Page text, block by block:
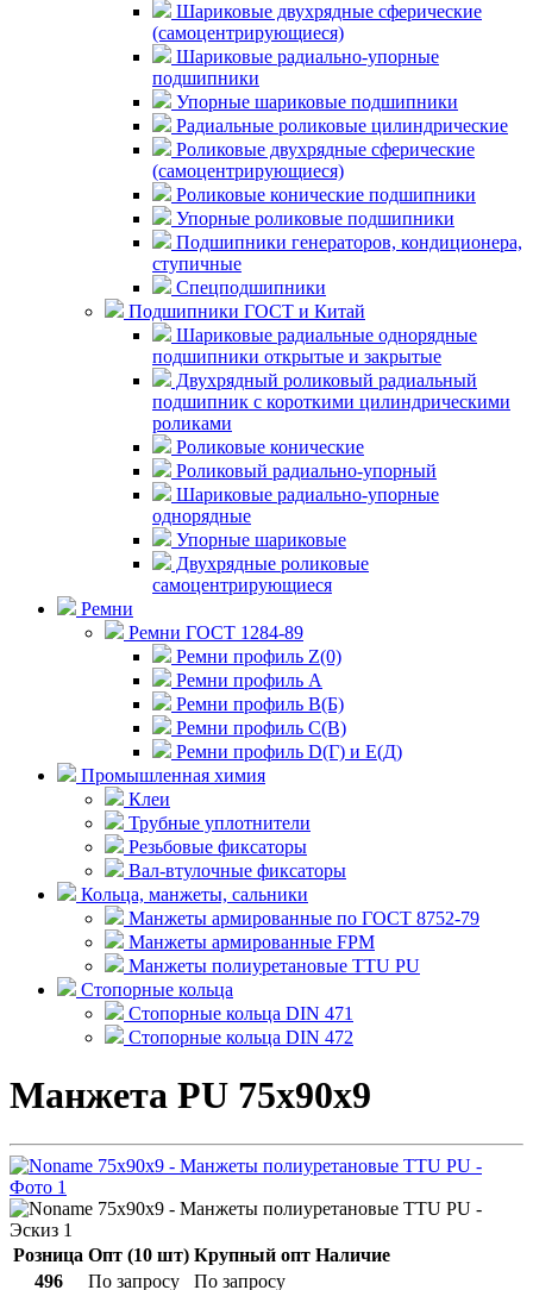
Шариковые двухрядные сферические
(самоцентрирующиеся)
Шариковые радиально-упорные
подшипники
Упорные шариковые подшипники
Радиальные роликовые цилиндрические
Роликовые двухрядные сферические
(самоцентрирующиеся)
Роликовые конические подшипники
Упорные роликовые подшипники
Подшипники генераторов, кондиционера,
ступичные
Спецподшипники
Подшипники ГОСТ и Китай
Шариковые радиальные однорядные
подшипники открытые и закрытые
Двухрядный роликовый радиальный
подшипник с короткими цилиндрическими
роликами
Роликовые конические
Роликовый радиально-упорный
Шариковые радиально-упорные
однорядные
Упорные шариковые
Двухрядные роликовые
самоцентрирующиеся
Ремни
Ремни ГОСТ 1284-89
Ремни профиль Z(0)
Ремни профиль А
Ремни профиль В(Б)
Ремни профиль С(В)
Ремни профиль D(Г) и E(Д)
Промышленная химия
Клеи
Трубные уплотнители
Резьбовые фиксаторы
Вал-втулочные фиксаторы
Кольца, манжеты, сальники
Манжеты армированные по ГОСТ 8752-79
Манжеты армированные FPM
Манжеты полиуретановые TTU PU
Стопорные кольца
Стопорные кольца DIN 471
Стопорные кольца DIN 472
Манжета PU 75x90x9
Розница Опт (10 шт) Крупный опт Наличие
496
По запросу По запросу